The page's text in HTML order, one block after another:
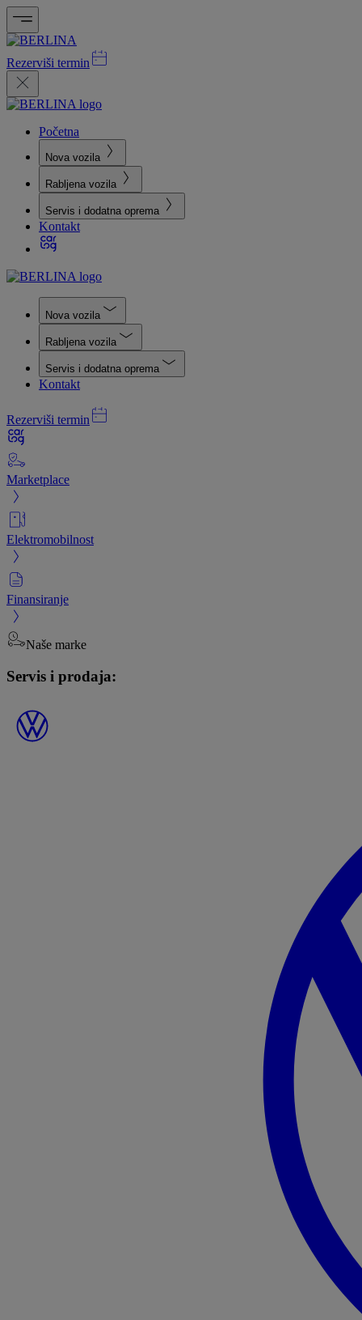
Rezerviši termin
Početna
Nova vozila
Rabljena vozila
Servis i dodatna oprema
Kontakt
Nova vozila
Rabljena vozila
Servis i dodatna oprema
Kontakt
Rezerviši termin
Marketplace
Elektromobilnost
Finansiranje
Naše marke
Servis i prodaja: